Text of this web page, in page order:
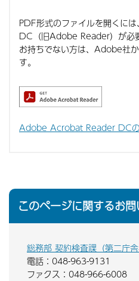
PDF形式のファイルを開くに
DC（旧Adobe Reader）が必
お持ちでない方は、Adobe社
す。
Adobe Acrobat Reader DC
このページに関するお
総務部 契約検査課（第二庁舎
電話：048-963-9131
ファクス：048-966-6008